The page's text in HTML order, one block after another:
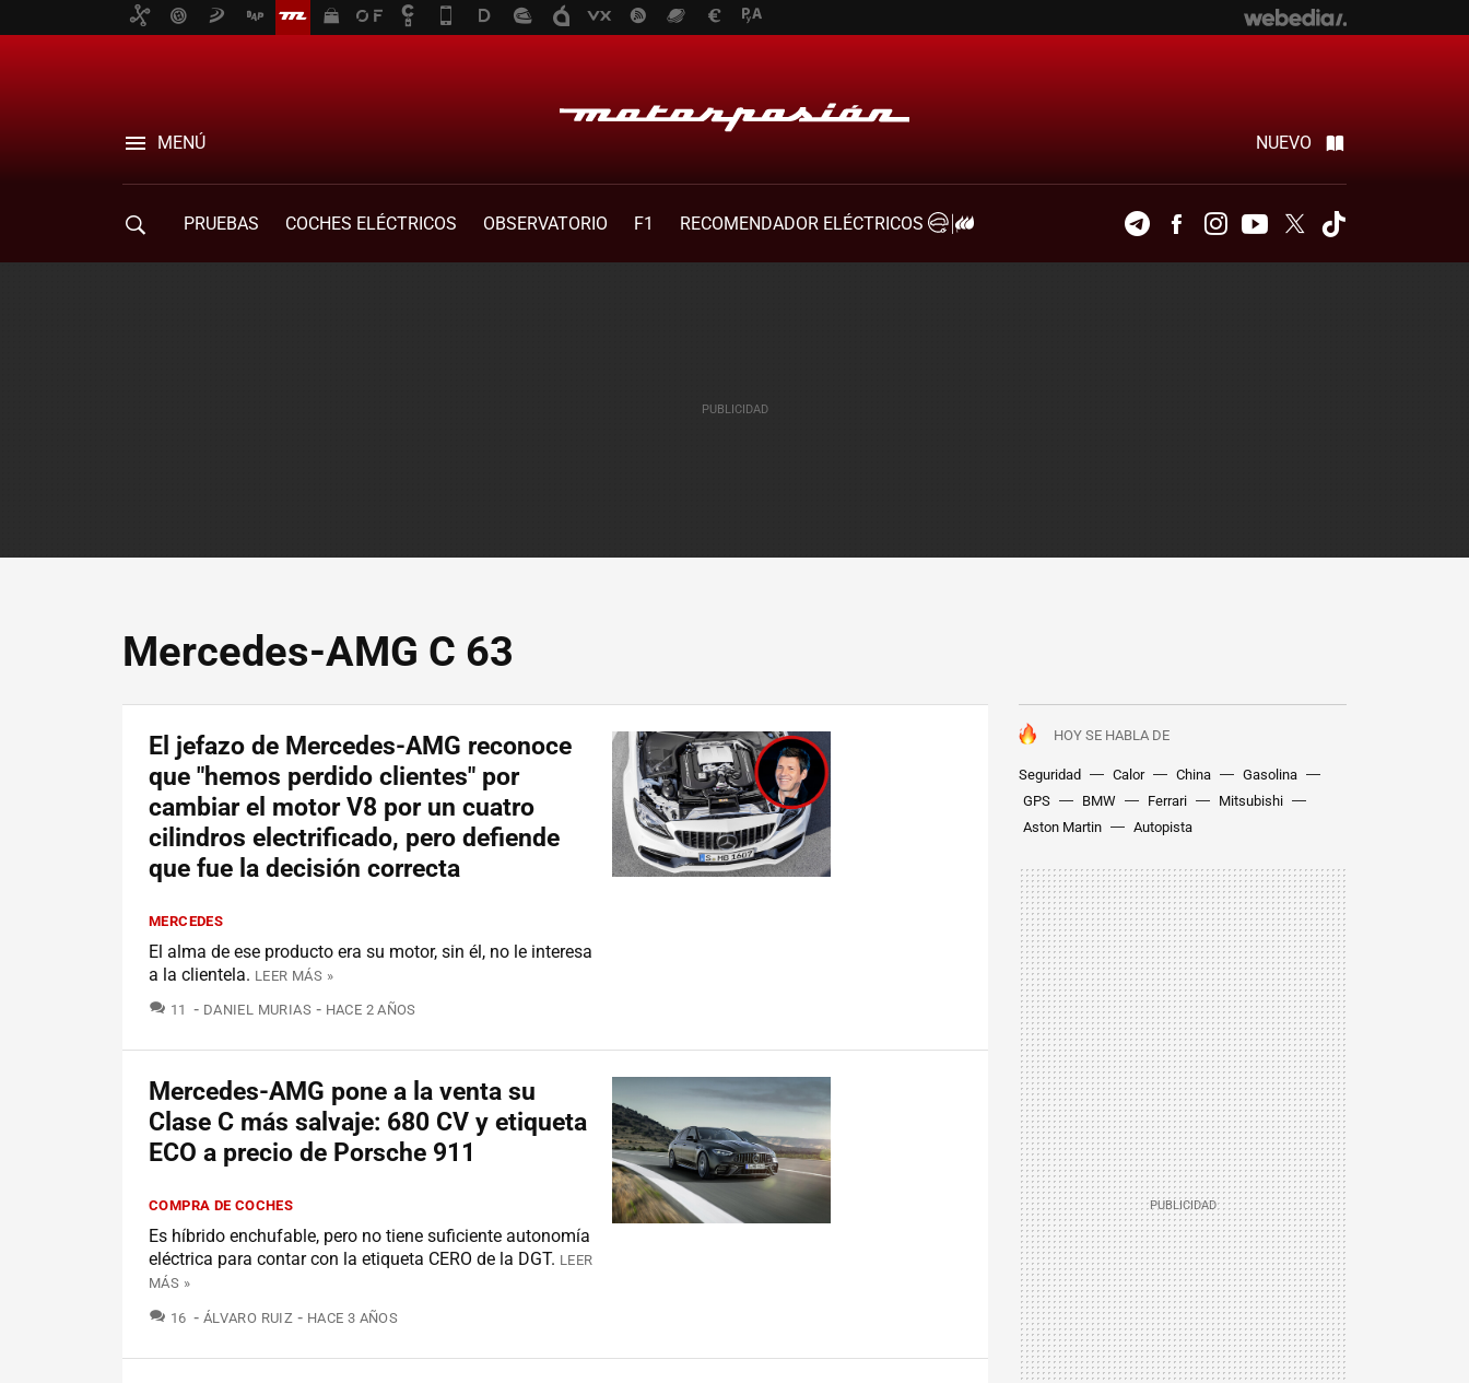
MENÚ NUEVO
PRUEBAS COCHES ELÉCTRICOS OBSERVATORIO F1
RECOMENDADOR ELÉCTRICOS
TelegramFacebookInstagramYoutubeTwitter
Mercedes-AMG C 63
HOY SE HABLA DE
Seguridad Calor China
Gasolina
GPS
BMW Ferrari
Mitsubishi
Aston Martin
Autopista
El jefazo de Mercedes-AMG reconoce
que "hemos perdido clientes" por
cambiar el motor V8 por un cuatro
cilindros electrificado, pero defiende
que fue la decisión correcta
MERCEDES
El alma de ese producto era su motor, sin él, no le interesa
a la clientela. LEER MÁS »
11 COMENTARIOS
DANIEL MURIAS HACE 2 AÑOS
Mercedes-AMG pone a la venta su
Clase C más salvaje: 680 CV y etiqueta
ECO a precio de Porsche 911
COMPRA DE COCHES
Es híbrido enchufable, pero no tiene suficiente autonomía
eléctrica para contar con la etiqueta CERO de la DGT. LEER
MÁS »
16 COMENTARIOS
ÁLVARO RUIZ HACE 3 AÑOS